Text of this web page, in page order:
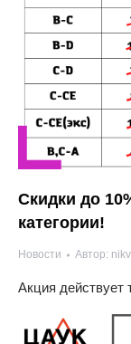
Скидки до
категории!
Новости Автор:
Акция действует